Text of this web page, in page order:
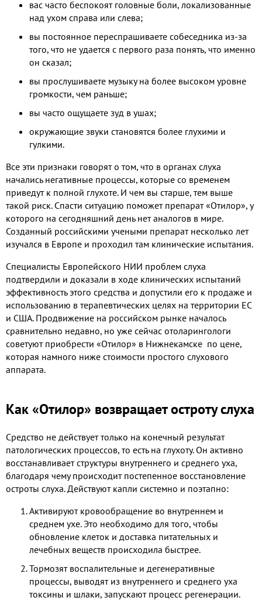
вас часто беспокоят головные боли, локализованные
над ухом справа или слева;
вы постоянное переспрашиваете собеседника из-за
того, что не удается с первого раза понять, что именно
он сказал;
вы прослушиваете музыку на более высоком уровне
громкости, чем раньше;
вы часто ощущаете зуд в ушах;
окружающие звуки становятся более глухими и
гулкими.
Все эти признаки говорят о том, что в органах слуха
начались негативные процессы, которые со временем
приведут к полной глухоте. И чем вы старше, тем выше
такой риск. Спасти ситуацию поможет препарат «Отилор», у
которого на сегодняшний день нет аналогов в мире.
Созданный российскими учеными препарат несколько лет
изучался в Европе и проходил там клинические испытания.
Специалисты Европейского НИИ проблем слуха
подтвердили и доказали в ходе клинических испытаний
эффективность этого средства и допустили его к продаже и
использованию в терапевтических целях на территории ЕС
и США. Продвижение на российском рынке началось
сравнительно недавно, но уже сейчас отоларингологи
советуют приобрести «Отилор» в Нижнекамске по цене,
которая намного ниже стоимости простого слухового
аппарата.
Как «Отилор» возвращает остроту слуха
Средство не действует только на конечный результат
патологических процессов, то есть на глухоту. Он активно
восстанавливает структуры внутреннего и среднего уха,
благодаря чему происходит постепенное восстановление
остроты слуха. Действуют капли системно и поэтапно:
Активируют кровообращение во внутреннем и
среднем ухе. Это необходимо для того, чтобы
обновление клеток и доставка питательных и
лечебных веществ происходила быстрее.
Тормозят воспалительные и дегенеративные
процессы, выводят из внутреннего и среднего уха
токсины и шлаки, запускают процесс регенерации.